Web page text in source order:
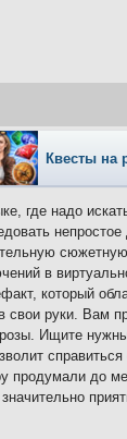
Квесты на
где надо
в
который
свои руки. Вам
Ищите
продумали до